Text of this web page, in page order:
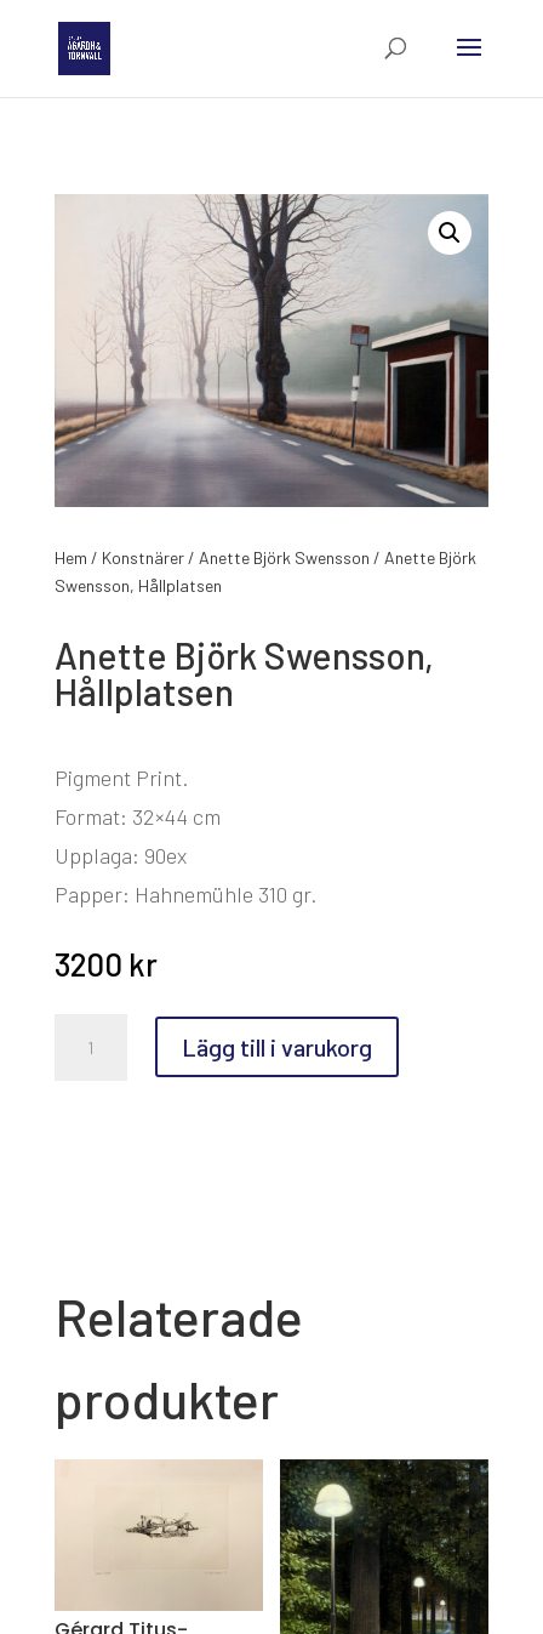
Hem / Konstnärer/ Anette Björk Swensson / Anette Björk
Swensson, Hållplatsen
Anette Björk Swensson,
Hållplatsen
Pigment Print.
Format: 32×44 cm
Upplaga: 90ex
Papper: Hahnemühle 310 gr.
3200 kr
Björk
Lägg till i varukorg
Relaterade
produkter